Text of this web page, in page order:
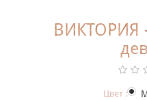
ФотогалереяВИКТОРИЯ
Цвет :